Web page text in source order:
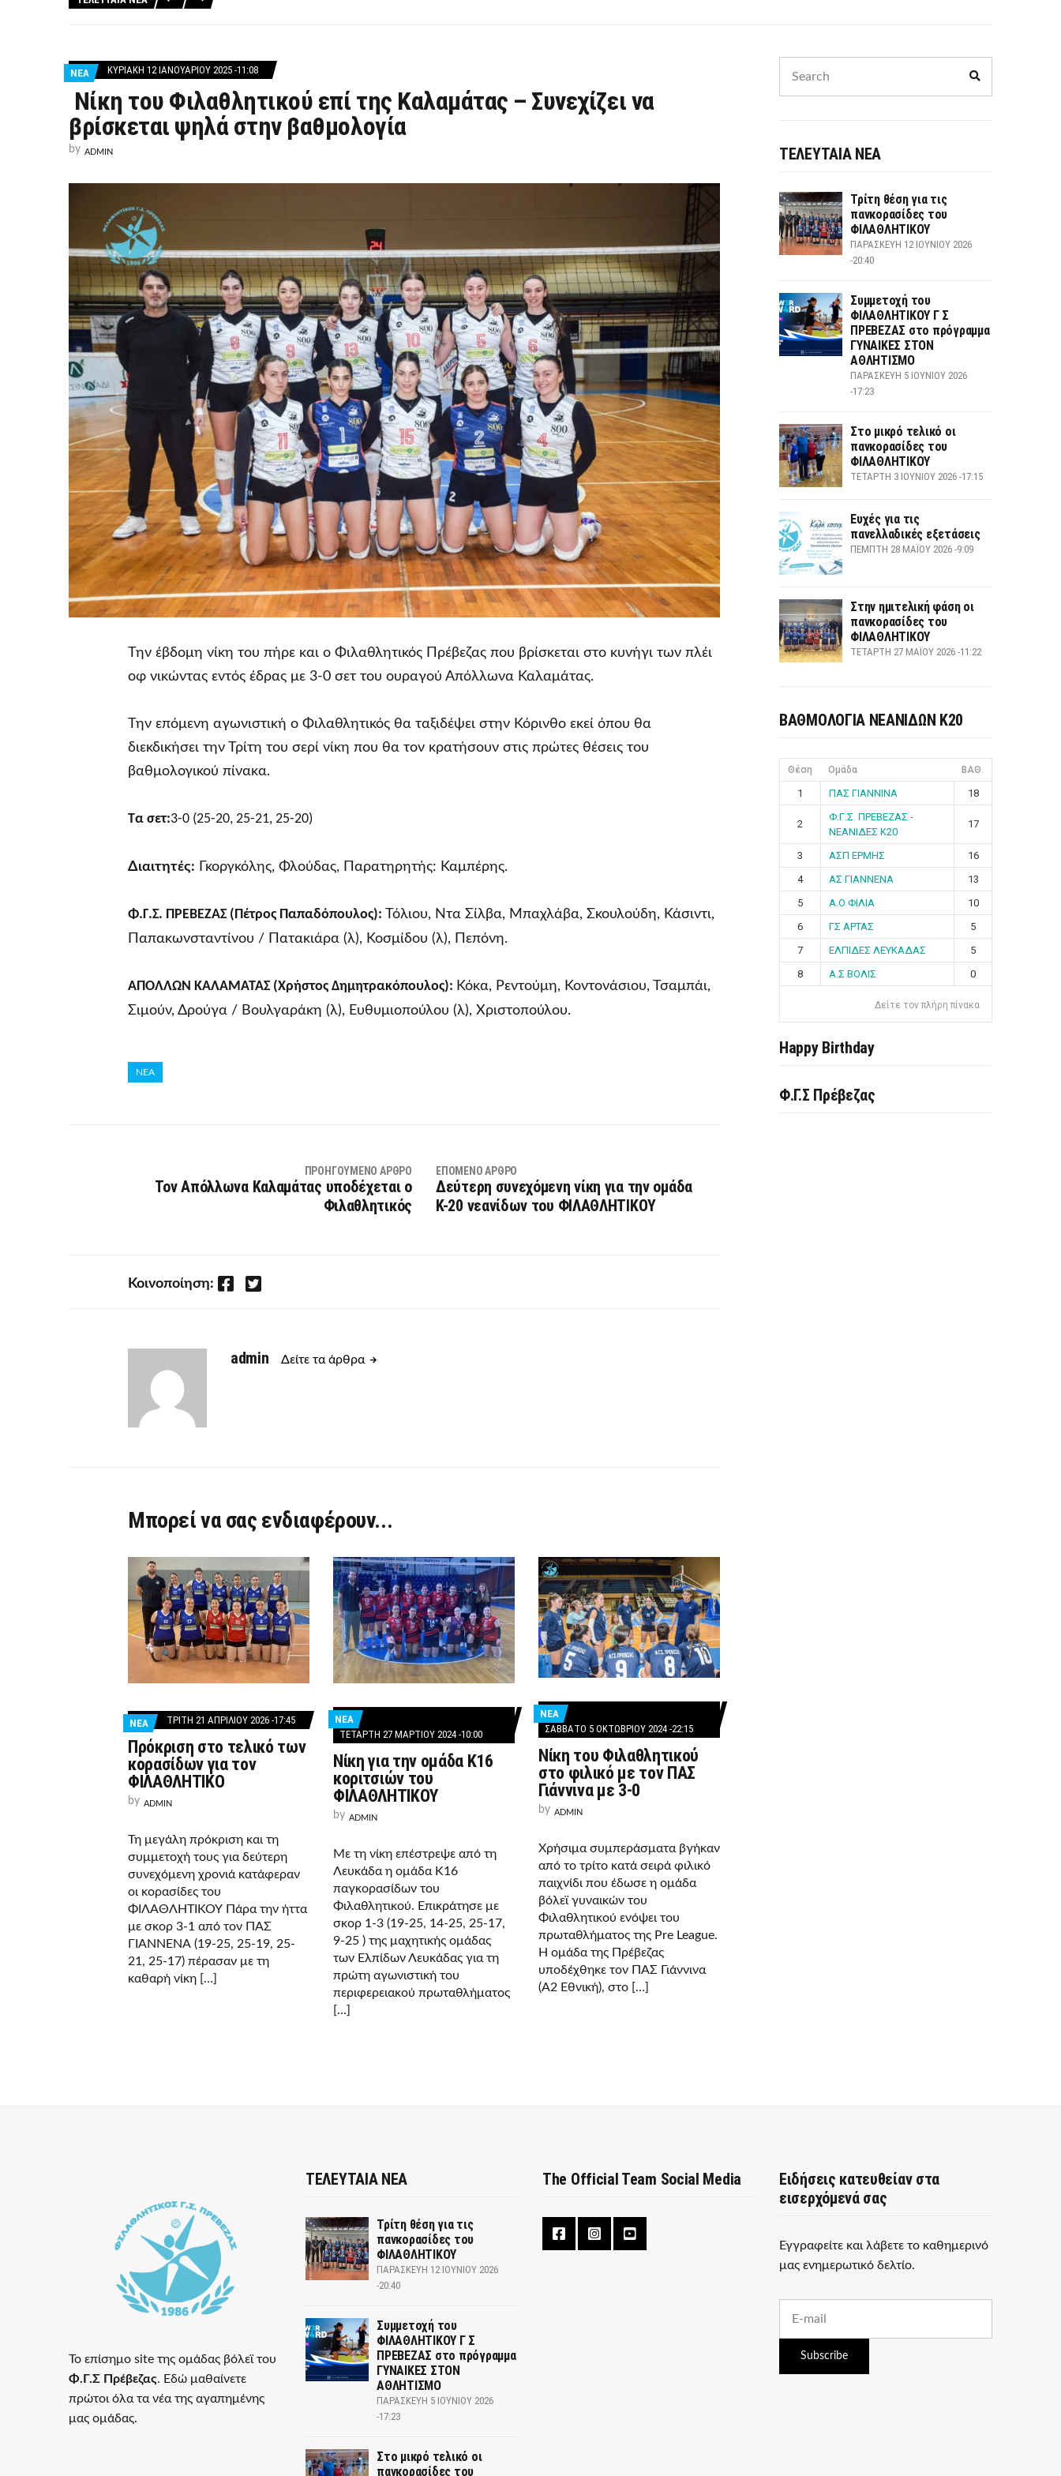
ΝΕΑ ΚΥΡΙΑΚΉ 12 ΙΑΝΟΥΑΡΊΟΥ 2025 -11:08
Νίκη του Φιλαθλητικού επί της Καλαμάτας – Συνεχίζει να
βρίσκεται ψηλά στην βαθμολογία
by ADMIN
Την έβδομη νίκη του πήρε και ο Φιλαθλητικός Πρέβεζας που βρίσκεται στο κυνήγι των πλέι
οφ νικώντας εντός έδρας με 3-0 σετ του ουραγού Απόλλωνα Καλαμάτας.
Την επόμενη αγωνιστική ο Φιλαθλητικός θα ταξιδέψει στην Κόρινθο εκεί όπου θα
διεκδικήσει την Τρίτη του σερί νίκη που θα τον κρατήσουν στις πρώτες θέσεις του
βαθμολογικού πίνακα.
Τα σετ:3-0 (25-20, 25-21, 25-20)
Διαιτητές: Γκοργκόλης, Φλούδας, Παρατηρητής: Καμπέρης.
Φ.Γ.Σ. ΠΡΕΒΕΖΑΣ (Πέτρος Παπαδόπουλος): Τόλιου, Ντα Σίλβα, Μπαχλάβα, Σκουλούδη, Κάσιντι,
Παπακωνσταντίνου / Πατακιάρα (λ), Κοσμίδου (λ), Πεπόνη.
ΑΠΟΛΛΩΝ ΚΑΛΑΜΑΤΑΣ (Χρήστος Δημητρακόπουλος): Κόκα, Ρεντούμη, Κοντονάσιου, Τσαμπάι,
Σιμούν, Δρούγα / Βουλγαράκη (λ), Ευθυμιοπούλου (λ), Χριστοπούλου.
ΝΕΑ
ΠΡΟΗΓΟΎΜΕΝΟ ΆΡΘΡΟ
Τον Απόλλωνα Καλαμάτας υποδέχεται ο
Φιλαθλητικός
ΕΠΌΜΕΝΟ ΆΡΘΡΟ
Δεύτερη συνεχόμενη νίκη για την ομάδα
Κ-20 νεανίδων του ΦΙΛΑΘΛΗΤΙΚΟΥ
Κοινοποίηση: Facebook Twitter
admin Δείτε τα άρθρα
Μπορεί να σας ενδιαφέρουν...
ΝΕΑ ΤΡΊΤΗ 21 ΑΠΡΙΛΊΟΥ 2026 -17:45
Πρόκριση στο τελικό των
κορασίδων για τον
ΦΙΛΑΘΛΗΤΙΚΟ
by ADMIN
Τη μεγάλη πρόκριση και τη
συμμετοχή τους για δεύτερη
συνεχόμενη χρονιά κατάφεραν
οι κορασίδες του
ΦΙΛΑΘΛΗΤΙΚΟΥ Πάρα την ήττα
με σκορ 3-1 από τον ΠΑΣ
ΓΙΑΝΝΕΝΑ (19-25, 25-19, 25-
21, 25-17) πέρασαν με τη
καθαρή νίκη […]
ΝΕΑ
ΤΕΤΆΡΤΗ 27 ΜΑΡΤΊΟΥ 2024 -10:00
Νίκη για την ομάδα Κ16
κοριτσιών του
ΦΙΛΑΘΛΗΤΙΚΟΥ
by ADMIN
Με τη νίκη επέστρεψε από τη
Λευκάδα η ομάδα Κ16
παγκορασίδων του
Φιλαθλητικού. Επικράτησε με
σκορ 1-3 (19-25, 14-25, 25-17,
9-25 ) της μαχητικής ομάδας
των Ελπίδων Λευκάδας για τη
πρώτη αγωνιστική του
περιφερειακού πρωταθλήματος
[…]
ΝΕΑ
ΣΆΒΒΑΤΟ 5 ΟΚΤΩΒΡΊΟΥ 2024 -22:15
Νίκη του Φιλαθλητικού
στο φιλικό με τον ΠΑΣ
Γιάννινα με 3-0
by ADMIN
Χρήσιμα συμπεράσματα βγήκαν
από το τρίτο κατά σειρά φιλικό
παιχνίδι που έδωσε η ομάδα
βόλεϊ γυναικών του
Φιλαθλητικού ενόψει του
πρωταθλήματος της Pre League.
Η ομάδα της Πρέβεζας
υποδέχθηκε τον ΠΑΣ Γιάννινα
(Α2 Εθνική), στο […]
for:
ΤΕΛΕΥΤΑΙΑ ΝΕΑ
Τρίτη θέση για τις
πανκορασίδες του
ΦΙΛΑΘΛΗΤΙΚΟΥ
ΠΑΡΑΣΚΕΥΉ 12 ΙΟΥΝΊΟΥ 2026
-20:40
Συμμετοχή του
ΦΙΛΑΘΛΗΤΙΚΟΥ Γ Σ
ΠΡΕΒΕΖΑΣ στο πρόγραμμα
ΓΥΝΑΙΚΕΣ ΣΤΟΝ
ΑΘΛΗΤΙΣΜΟ
ΠΑΡΑΣΚΕΥΉ 5 ΙΟΥΝΊΟΥ 2026
-17:23
Στο μικρό τελικό οι
πανκορασίδες του
ΦΙΛΑΘΛΗΤΙΚΟΥ
ΤΕΤΆΡΤΗ 3 ΙΟΥΝΊΟΥ 2026 -17:15
Ευχές για τις
πανελλαδικές εξετάσεις
ΠΈΜΠΤΗ 28 ΜΑΪ́ΟΥ 2026 -9:09
Στην ημιτελική φάση οι
πανκορασίδες του
ΦΙΛΑΘΛΗΤΙΚΟΥ
ΤΕΤΆΡΤΗ 27 ΜΑΪ́ΟΥ 2026 -11:22
ΒΑΘΜΟΛΟΓΙΑ ΝΕΑΝΙΔΩΝ Κ20
Θέση Ομάδα ΒΑΘ.
1 ΠΑΣ ΓΙΑΝΝΙΝΑ 18
2
Φ.Γ.Σ. ΠΡΕΒΕΖΑΣ -
ΝΕΑΝΙΔΕΣ Κ20
17
3 ΑΣΠ ΕΡΜΗΣ
16
4
ΑΣ ΓΙΑΝΝΕΝΑ
13
5
Α.Ο ΦΙΛΙΑ
10
6
ΓΣ ΑΡΤΑΣ
5
7
ΕΛΠΙΔΕΣ ΛΕΥΚΑΔΑΣ
5
8
Α.Σ ΒΟΛΙΣ 0
Δείτε τον πλήρη πίνακα
Happy Birthday
Φ.Γ.Σ Πρέβεζας
Το επίσημο site της ομάδας βόλεϊ του
Φ.Γ.Σ Πρέβεζας. Εδώ μαθαίνετε
πρώτοι όλα τα νέα της αγαπημένης
μας ομάδας.
ΤΕΛΕΥΤΑΙΑ ΝΕΑ
Τρίτη θέση για τις
πανκορασίδες του
ΦΙΛΑΘΛΗΤΙΚΟΥ
ΠΑΡΑΣΚΕΥΉ 12 ΙΟΥΝΊΟΥ 2026
-20:40
Συμμετοχή του
ΦΙΛΑΘΛΗΤΙΚΟΥ Γ Σ
ΠΡΕΒΕΖΑΣ στο πρόγραμμα
ΓΥΝΑΙΚΕΣ ΣΤΟΝ
ΑΘΛΗΤΙΣΜΟ
ΠΑΡΑΣΚΕΥΉ 5 ΙΟΥΝΊΟΥ 2026
-17:23
Στο μικρό τελικό οι
πανκορασίδες του
The Official Team Social Media
Ειδήσεις κατευθείαν στα
εισερχόμενά σας
Εγγραφείτε και λάβετε το καθημερινό
μας ενημερωτικό δελτίο.
a
Subscribe